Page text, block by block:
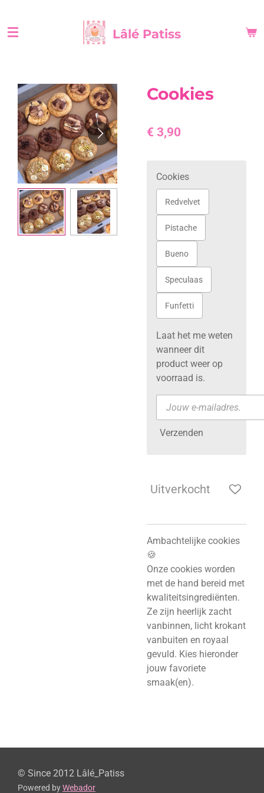
direct
naar
Lâlé Patiss
Cookies
€ 3,90
Cookies
Redvelvet
Pistache
Bueno
Speculaas
Funfetti
Laat het me weten
wanneer dit
product weer op
voorraad is.
Verzenden
Uitverkocht
Ambachtelijke cookies
🍪
Onze cookies worden
met de hand bereid met
kwaliteitsingrediënten.
Ze zijn heerlijk zacht
vanbinnen, licht krokant
vanbuiten en royaal
gevuld. Kies hieronder
jouw favoriete
smaak(en).
© Since 2012 Lâlé_Patiss
Powered byWebador